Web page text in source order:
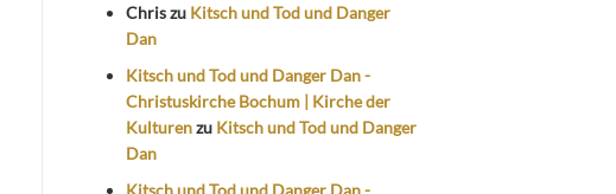
Chriszu Kitsch und Tod und Danger
Dan
Kitsch und Tod und Danger Dan -
Christuskirche Bochum | Kirche der
Kulturenzu Kitsch und Tod und Danger
Dan
Kitsch und Tod und Danger Dan -